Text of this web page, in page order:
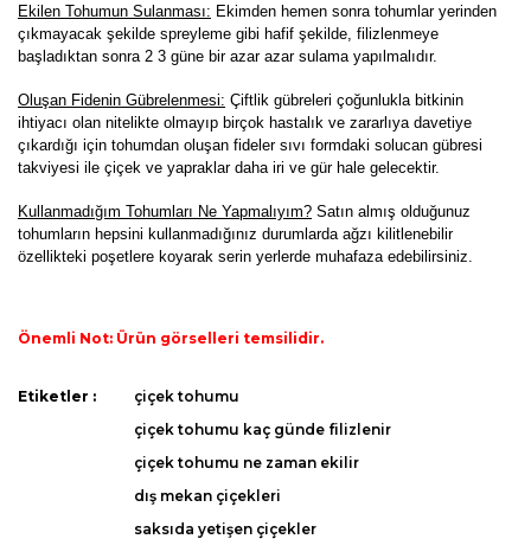
Ekilen Tohumun Sulanması: Ekimden hemen sonra tohumlar yerinden
çıkmayacak şekilde spreyleme gibi hafif şekilde, filizlenmeye
başladıktan sonra 2 3 güne bir azar azar sulama yapılmalıdır.
Oluşan Fidenin Gübrelenmesi: Çiftlik gübreleri çoğunlukla bitkinin
ihtiyacı olan nitelikte olmayıp birçok hastalık ve zararlıya davetiye
çıkardığı için tohumdan oluşan fideler sıvı formdaki solucan gübresi
takviyesi ile çiçek ve yapraklar daha iri ve gür hale gelecektir.
Kullanmadığım Tohumları Ne Yapmalıyım? Satın almış olduğunuz
tohumların hepsini kullanmadığınız durumlarda ağzı kilitlenebilir
özellikteki poşetlere koyarak serin yerlerde muhafaza edebilirsiniz.
Önemli Not: Ürün görselleri temsilidir.
Bu ürüne ilk yorumu siz yapın!
Yorum Yaz
Bu ürünün fiyat bilgisi, resim, ürün açıklamalarında ve diğer
kullanarak tarafımıza iletebilirsiniz.
Görüş ve önerileriniz için teşekkür ederiz.
Ürün resmi kalitesiz, bozuk veya görüntülenemiyor.
Etiketler :
çiçek tohumu
çiçek tohumu kaç günde filizlenir
çiçek tohumu ne zaman ekilir
dış mekan çiçekleri
saksıda yetişen çiçekler